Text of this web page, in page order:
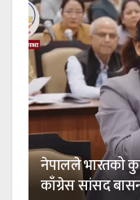
नेपालले भारतको
काँग्रेस सांसद